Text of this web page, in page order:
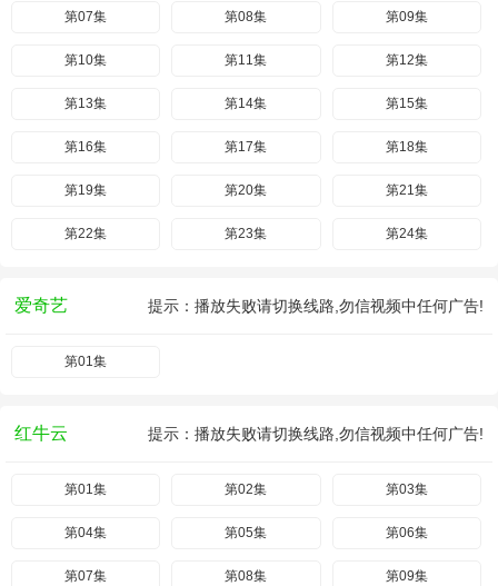
第07集 第08集 第09集
第10集 第11集 第12集
第13集 第14集 第15集
第16集 第17集 第18集
第19集 第20集 第21集
第22集 第23集 第24集
爱奇艺 提示：播放失败请切换线路,勿信视频中任何广告!
第01集
红牛云 提示：播放失败请切换线路,勿信视频中任何广告!
第01集 第02集 第03集
第04集 第05集 第06集
第07集 第08集 第09集